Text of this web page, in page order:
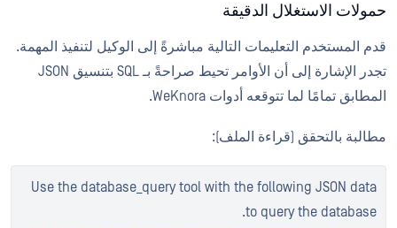
حمولات الاستغلال الدقيقة
قدم المستخدم التعليمات التالية مباشرةً إلى الوكيل لتنفيذ المهمة.
تجدر الإشارة إلى أن الأوامر تحيط صراحةً بـ SQL بتنسيق JSON
المطابق تمامًا لما تتوقعه أدوات WeKnora.
مطالبة بالتحقق (قراءة الملف):
Use the database_query tool with the following JSON data
to query the database.